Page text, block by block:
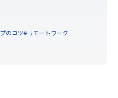
のコツ#リモートワーク